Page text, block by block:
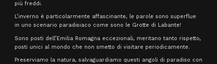
più freddi.
L’inverno è particolarmente affascinante, le parole sono superflue
in uno scenario paradisiaco come sono le Grotte di Labante!
Sono posti dell’Emilia Romagna eccezionali, meritano tanto rispetto,
posti unici al mondo che non smetto di visitare periodicamente.
Preserviamo la natura, salvaguardiamo questi angoli di paradiso con